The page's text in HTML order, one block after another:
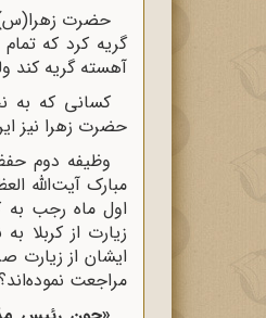
گریه کرد که
آهسته گریه کند
کسانی که به
حضرت زهرا نیز
وظیفه دوم
مبارک آیت‌الله
اول ماه رجب به
زیارت از کربلا
ایشان از زیارت
مراجعت